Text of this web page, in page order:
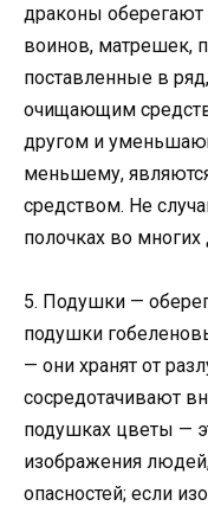
драконы оберегают
воинов, матрешек,
поставленные в
очищающим
другом и
меньшему,
средством. Не
полочках во многих
5. Подушки —
подушки
— они хранят от
сосредотачивают
подушках цветы —
изображения
опасностей; если